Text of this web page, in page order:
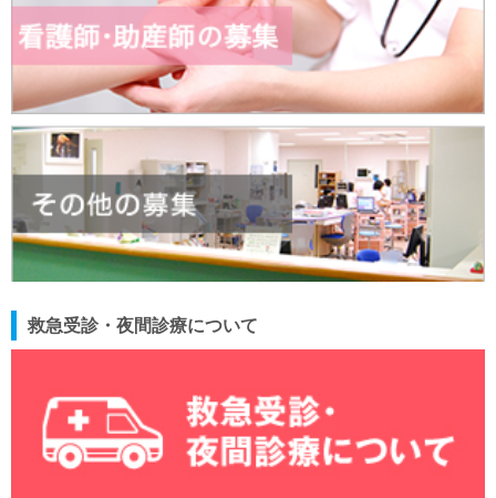
救急受診・夜間診療について